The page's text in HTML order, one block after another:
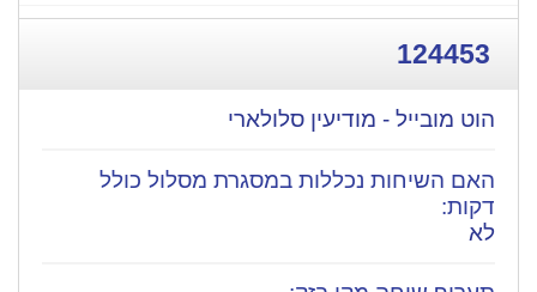
124453
הוט מובייל - מודיעין סלולארי
לא